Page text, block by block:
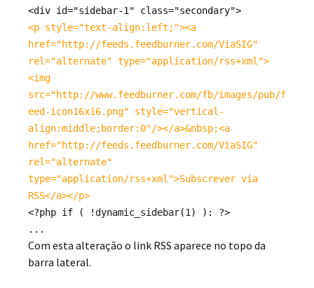
<div id="sidebar-1" class="secondary">
<p style="text-align:left;"><a
href="http://feeds.feedburner.com/ViaSIG"
rel="alternate" type="application/rss+xml">
<img
src="http://www.feedburner.com/fb/images/pub/f
eed-icon16x16.png" style="vertical-
align:middle;border:0"/></a>&nbsp;<a
href="http://feeds.feedburner.com/ViaSIG"
rel="alternate"
type="application/rss+xml">Subscrever via
RSS</a></p>
<?php if ( !dynamic_sidebar(1) ): ?>
...
Com esta alteração o link RSS aparece no topo da
barra lateral.